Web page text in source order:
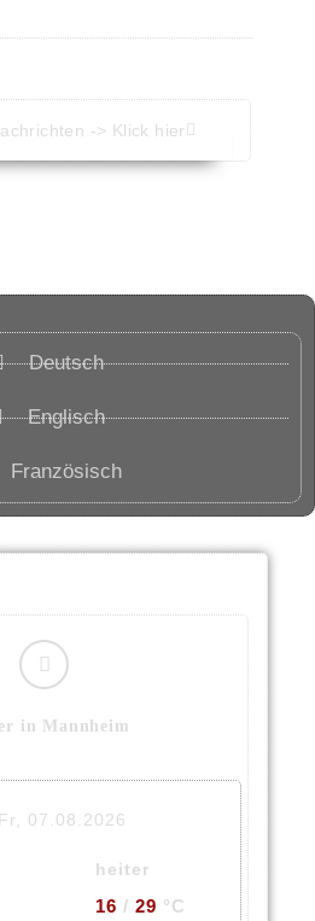
-> Klick hier
Deutsch
Englisch
Französisch
in Mannheim
07.08.2026
heiter
16 / 29 °C